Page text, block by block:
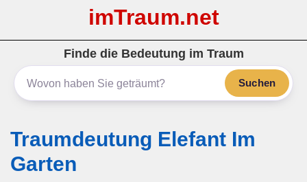
imTraum.net
Finde die Bedeutung im Traum
Suchen
Traumdeutung Elefant Im
Garten